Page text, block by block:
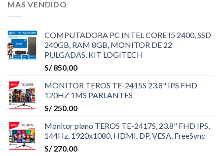
MAS VENDIDO
COMPUTADORA PC INTEL CORE I5 2400, SSD
240GB, RAM 8GB, MONITOR DE 22
PULGADAS, KIT LOGITECH
S/850.00
MONITOR TEROS TE-2415S 23.8" IPS FHD
120HZ 1MS PARLANTES
S/250.00
Monitor plano TEROS TE-2417S, 23.8" FHD IPS,
144Hz, 1920x1080, HDMI, DP, VESA, FreeSync
S/270.00